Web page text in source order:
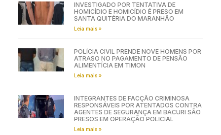
INVESTIGADO POR TENTATIVA DE
HOMICÍDIO E HOMICÍDIO É PRESO EM
SANTA QUITÉRIA DO MARANHÃO
Leia mais »
POLÍCIA CIVIL PRENDE NOVE HOMENS POR
ATRASO NO PAGAMENTO DE PENSÃO
ALIMENTÍCIA EM TIMON
Leia mais »
INTEGRANTES DE FACÇÃO CRIMINOSA
RESPONSÁVEIS POR ATENTADOS CONTRA
AGENTES DE SEGURANÇA EM BACURI SÃO
PRESOS EM OPERAÇÃO POLICIAL
Leia mais »